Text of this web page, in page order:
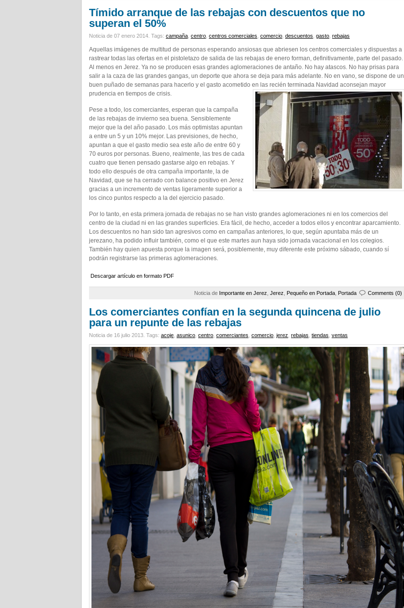
Tímido arranque de las rebajas con descuentos que no
superan el 50%
Noticia de 07 enero 2014. Tags: campaña centro centros comerciales comercio descuentos gasto rebajas
Aquellas imágenes de multitud de personas esperando ansiosas que abriesen los centros comerciales y dispuestas a
rastrear todas las ofertas en el pistoletazo de salida de las rebajas de enero forman, definitivamente, parte del pasado.
Al menos en Jerez. Ya no se producen esas grandes aglomeraciones de antaño. No hay atascos. No hay prisas para
salir a la caza de las grandes gangas, un deporte que ahora se deja para más adelante. No en vano, se dispone de un
buen puñado de semanas para hacerlo y el gasto acometido en las recién terminada Navidad aconsejan mayor
prudencia en tiempos de crisis.
Pese a todo, los comerciantes, esperan que la campaña
de las rebajas de invierno sea buena. Sensiblemente
mejor que la del año pasado. Los más optimistas apuntan
a entre un 5 y un 10% mejor. Las previsiones, de hecho,
apuntan a que el gasto medio sea este año de entre 60 y
70 euros por personas. Bueno, realmente, las tres de cada
cuatro que tienen pensado gastarse algo en rebajas. Y
todo ello después de otra campaña importante, la de
Navidad, que se ha cerrado con balance positivo en Jerez
gracias a un incremento de ventas ligeramente superior a
los cinco puntos respecto a la del ejercicio pasado.
Por lo tanto, en esta primera jornada de rebajas no se han visto grandes aglomeraciones ni en los comercios del
centro de la ciudad ni en las grandes superficies. Era fácil, de hecho, acceder a todos ellos y encontrar aparcamiento.
Los descuentos no han sido tan agresivos como en campañas anteriores, lo que, según apuntaba más de un
jerezano, ha podido influir también, como el que este martes aun haya sido jornada vacacional en los colegios.
También hay quien apuesta porque la imagen será, posiblemente, muy diferente este próximo sábado, cuando sí
podrán registrarse las primeras aglomeraciones.
Descargar artículo en formato PDF
Noticia de Importante en Jerez Jerez Pequeño en Portada Portada Comments (0)
Los comerciantes confían en la segunda quincena de julio
para un repunte de las rebajas
Noticia de 16 julio 2013. Tags: acoje asunico centro comerciantes comercio jerez rebajas tiendas ventas